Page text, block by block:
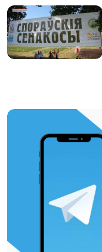
https://t.me/minskctvby